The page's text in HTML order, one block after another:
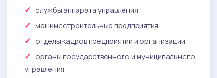
службы аппарата управления
машиностроительные предприятия
отделы кадров предприятий и организаций
органы государственного и муниципального
управления